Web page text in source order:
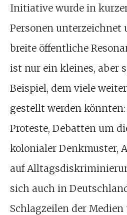
Initiative wurde in
Personen unterzeichnet
breite öffentliche
ist nur ein kleines, aber
Beispiel, dem viele
gestellt werden
Proteste, Debatten um
kolonialer Denkmuster,
auf
sich auch in
Schlagzeilen der